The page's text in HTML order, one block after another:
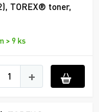
TOREX® toner,
> 9 ks
+